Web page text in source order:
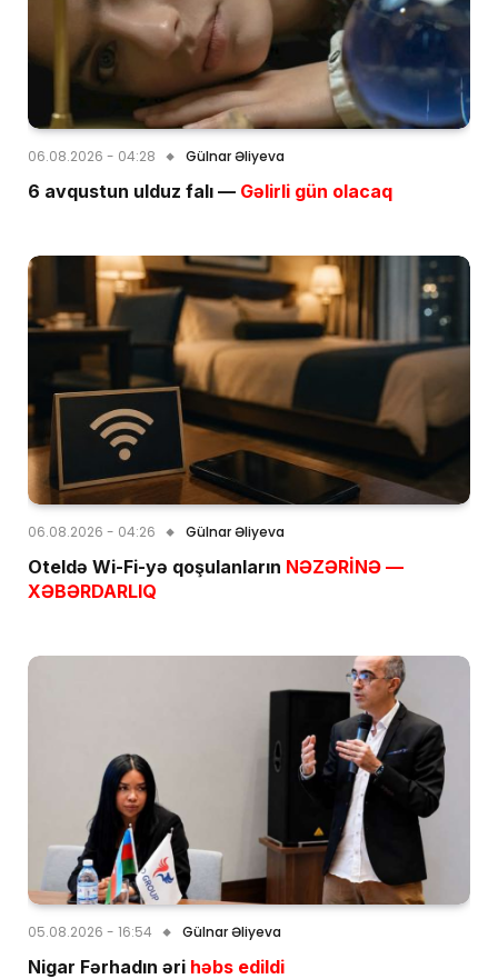
06.08.2026 - 04:28 Gülnar Əliyeva
6 avqustun ulduz falı — Gəlirli gün olacaq
06.08.2026 - 04:26 Gülnar Əliyeva
Oteldə Wi-Fi-yə qoşulanların NƏZƏRİNƏ —
XƏBƏRDARLIQ
05.08.2026 - 16:54 Gülnar Əliyeva
Nigar Fərhadın əri həbs edildi